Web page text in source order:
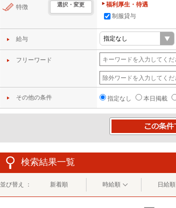
特徴 選択・変更
福利厚生・待遇
制服貸与
給与
フリーワード
その他の条件 指定なし 本日掲載
検索結果一覧
並び替え ： 新着順 時給順 日給順